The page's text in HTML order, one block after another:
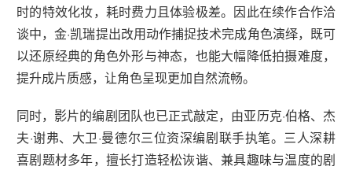
时的特效化妆，耗时费力且体验极差。因此在续作合作洽
谈中，金·凯瑞提出改用动作捕捉技术完成角色演绎，既可
以还原经典的角色外形与神态，也能大幅降低拍摄难度，
提升成片质感，让角色呈现更加自然流畅。
同时，影片的编剧团队也已正式敲定，由亚历克·伯格、杰
夫·谢弗、大卫·曼德尔三位资深编剧联手执笔。三人深耕
喜剧题材多年，擅长打造轻松诙谐、兼具趣味与温度的剧